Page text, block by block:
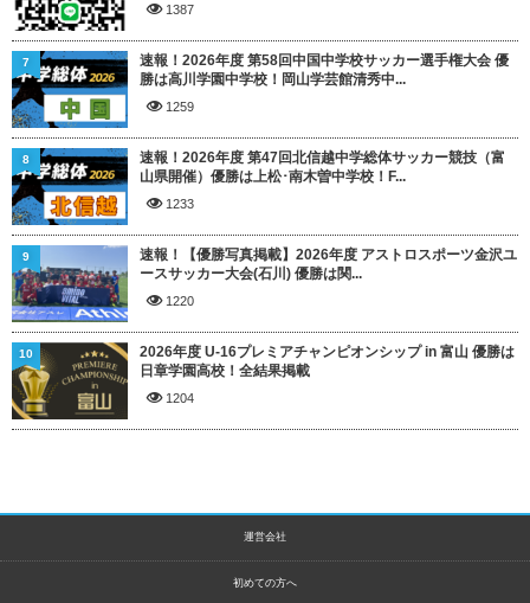
1387
速報！2026年度 第58回中国中学校サッカー選手権大会 優
勝は高川学園中学校！岡山学芸館清秀中...
1259
7
速報！2026年度 第47回北信越中学総体サッカー競技（富
山県開催）優勝は上松･南木曽中学校！F...
1233
8
速報！【優勝写真掲載】2026年度 アストロスポーツ金沢ユ
ースサッカー大会(石川) 優勝は関...
1220
9
2026年度 U-16プレミアチャンピオンシップ in 富山 優勝は
日章学園高校！全結果掲載
1204
10
運営会社
初めての方へ